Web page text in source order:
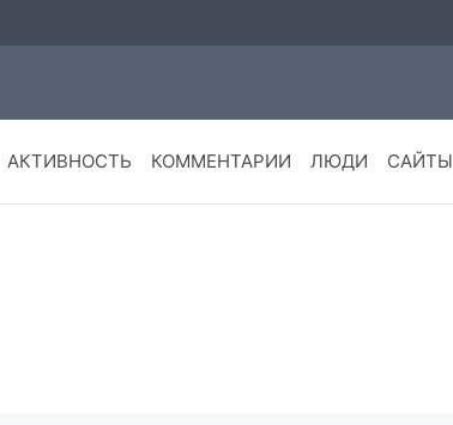
АКТИВНОСТЬ КОММЕНТАРИИ ЛЮДИ САЙТЫ